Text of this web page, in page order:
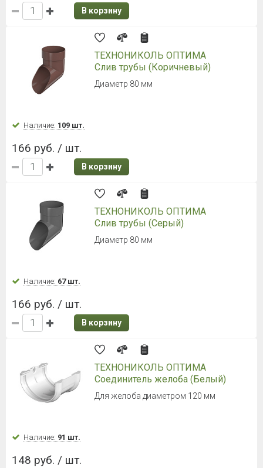
В корзину
ТЕХНОНИКОЛЬ ОПТИМА
Слив трубы (Коричневый)
Диаметр 80 мм
Наличие: 109 шт.
166 руб. / шт.
В корзину
ТЕХНОНИКОЛЬ ОПТИМА
Слив трубы (Серый)
Диаметр 80 мм
Наличие: 67 шт.
166 руб. / шт.
В корзину
ТЕХНОНИКОЛЬ ОПТИМА
Соединитель желоба (Белый)
Для желоба диаметром 120 мм
Наличие: 91 шт.
148 руб. / шт.